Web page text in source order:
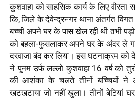
कुशवाहा को साहसिक कार्य के लिए वीरता
कि, जिले के देवेन्द्रनगर थाना अंतर्गत विगत
बच्ची अपने घर के पास खेल रही थी तभी
को बहला-फुसलाकर अपने घर के अंदर ले
दरवाजा बंद कर लिया। इस घटनाक्रम को
ने पूनम उर्फ लल्लो कुशवाहा 16 वर्ष को
की आशंका के चलते तीनों बच्चियों ने
खटखटाया जो नहीं खुला। तीनों बेटियां